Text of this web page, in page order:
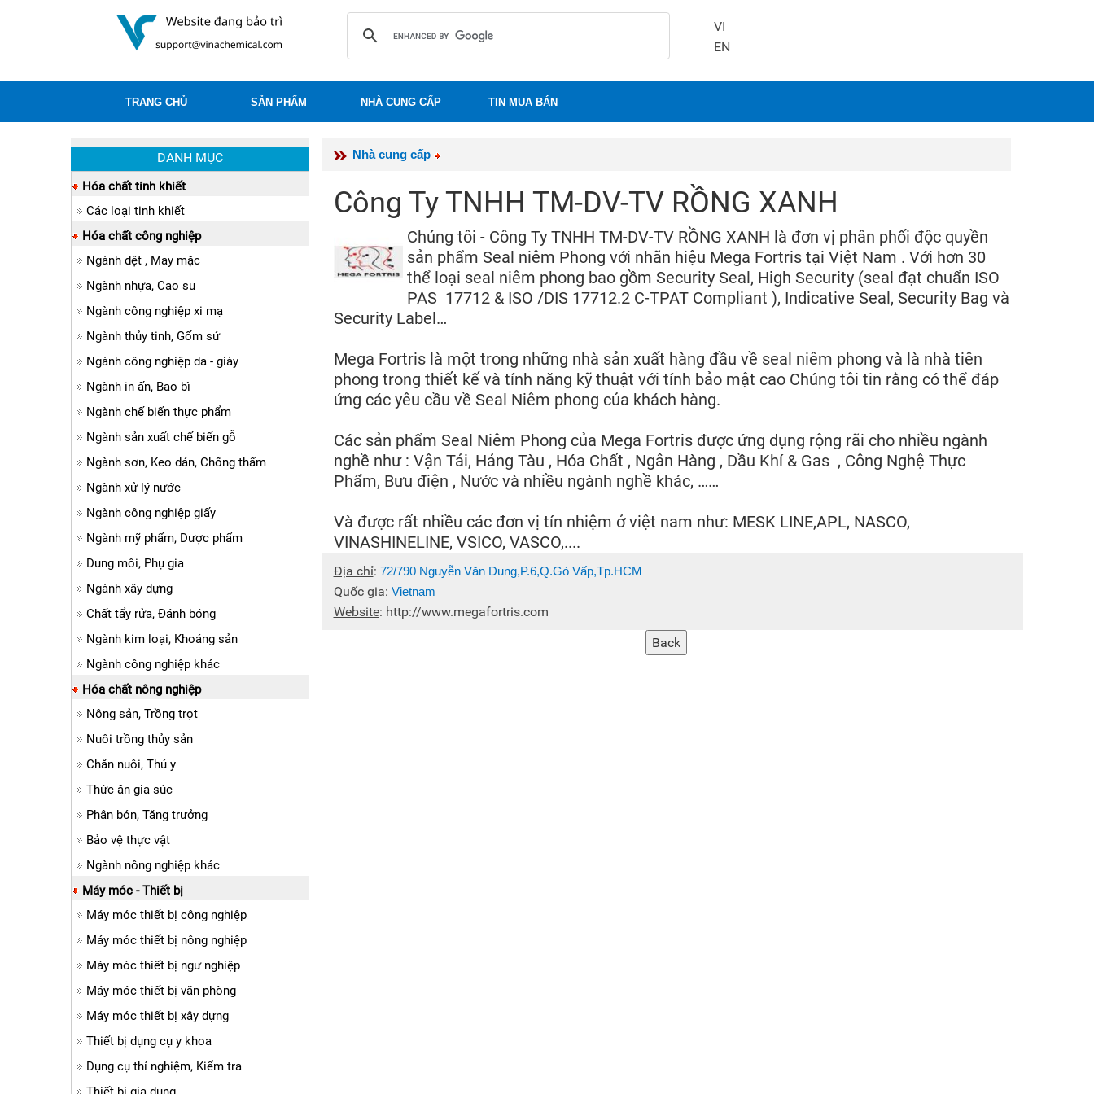
VI
EN
TRANG CHỦ SẢN PHẨM NHÀ CUNG CẤP TIN MUA BÁN
Nhà cung cấp
Công Ty TNHH TM-DV-TV RỒNG XANH
Chúng tôi - Công Ty TNHH TM-DV-TV RỒNG XANH là đơn vị phân phối độc quyền
sản phẩm Seal niêm Phong với nhãn hiệu Mega Fortris tại Việt Nam . Với hơn 30
thể loại seal niêm phong bao gồm Security Seal, High Security (seal đạt chuẩn ISO
PAS 17712 & ISO /DIS 17712.2 C-TPAT Compliant ), Indicative Seal, Security Bag và
Security Label…
Mega Fortris là một trong những nhà sản xuất hàng đầu về seal niêm phong và là nhà tiên
phong trong thiết kế và tính năng kỹ thuật với tính bảo mật cao Chúng tôi tin rằng có thể đáp
ứng các yêu cầu về Seal Niêm phong của khách hàng.
Các sản phẩm Seal Niêm Phong của Mega Fortris được ứng dụng rộng rãi cho nhiều ngành
nghề như : Vận Tải, Hảng Tàu , Hóa Chất , Ngân Hàng , Dầu Khí & Gas , Công Nghệ Thực
Phẩm, Bưu điện , Nước và nhiều ngành nghề khác, ……
Và được rất nhiều các đơn vị tín nhiệm ở việt nam như: MESK LINE,APL, NASCO,
VINASHINELINE, VSICO, VASCO,....
Địa chỉ: 72/790 Nguyễn Văn Dung,P.6,Q.Gò Vấp,Tp.HCM
Quốc gia: Vietnam
Website: http://www.megafortris.com
DANH MỤC
Hóa chất tinh khiết
Các loại tinh khiết
Hóa chất công nghiệp
Ngành dệt , May mặc
Ngành nhựa, Cao su
Ngành công nghiệp xi mạ
Ngành thủy tinh, Gốm sứ
Ngành công nghiệp da - giày
Ngành in ấn, Bao bì
Ngành chế biến thực phẩm
Ngành sản xuất chế biến gỗ
Ngành sơn, Keo dán, Chống thấm
Ngành xử lý nước
Ngành công nghiệp giấy
Ngành mỹ phẩm, Dược phẩm
Dung môi, Phụ gia
Ngành xây dựng
Chất tẩy rửa, Đánh bóng
Ngành kim loại, Khoáng sản
Ngành công nghiệp khác
Hóa chất nông nghiệp
Nông sản, Trồng trọt
Nuôi trồng thủy sản
Chăn nuôi, Thú y
Thức ăn gia súc
Phân bón, Tăng trưởng
Bảo vệ thực vật
Ngành nông nghiệp khác
Máy móc - Thiết bị
Máy móc thiết bị công nghiệp
Máy móc thiết bị nông nghiệp
Máy móc thiết bị ngư nghiệp
Máy móc thiết bị văn phòng
Máy móc thiết bị xây dựng
Thiết bị dụng cụ y khoa
Dụng cụ thí nghiệm, Kiểm tra